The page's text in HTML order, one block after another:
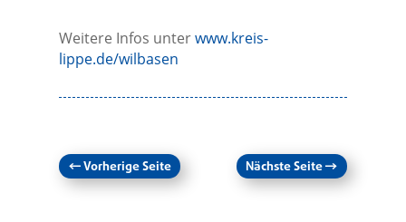
Weitere Infos unterwww.kreis-
lippe.de/wilbasen
←Vorherige Seite Nächste Seite→